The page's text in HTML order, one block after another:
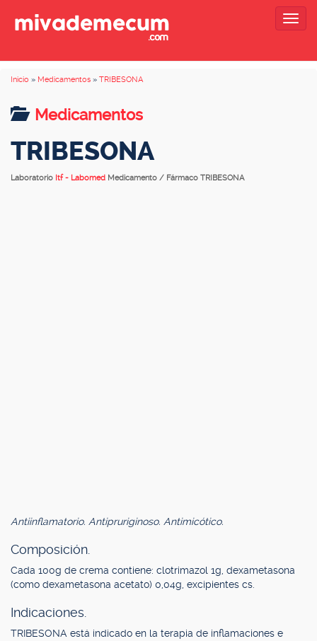
Inicio » Medicamentos » TRIBESONA
Medicamentos
TRIBESONA
Laboratorio Itf - Labomed Medicamento / Fármaco TRIBESONA
Antiinflamatorio. Antipruriginoso. Antimicótico.
Composición.
Cada 100g de crema contiene: clotrimazol 1g, dexametasona
(como dexametasona acetato) 0,04g, excipientes cs.
Indicaciones.
TRIBESONA está indicado en la terapia de inflamaciones e